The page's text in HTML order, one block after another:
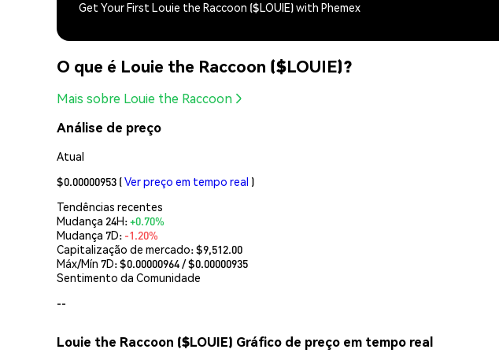
Get Your First Louie the Raccoon ($LOUIE) with Phemex
O que é Louie the Raccoon ($LOUIE)?
Mais sobre Louie the Raccoon
Análise de preço
Atual
$0.00000953 (Ver preço em tempo real )
Tendências recentes
Mudança 24H:+0.70%
Mudança 7D: -1.20%
Capitalização de mercado:$9,512.00
Máx/Mín 7D: $0.00000964/ $0.00000935
Sentimento da Comunidade
--
Louie the Raccoon ($LOUIE) Gráfico de preço em tempo real